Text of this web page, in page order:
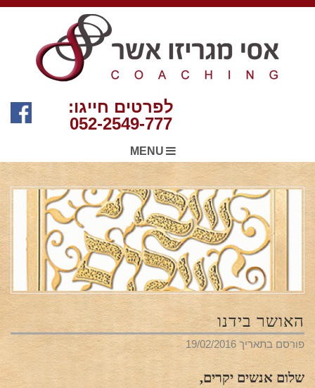
לפרטים חייגו:
052-2549-777
MENU
האושר בידנו
פורסם בתאריך 19/02/2016
שלום אנשים יקרים,